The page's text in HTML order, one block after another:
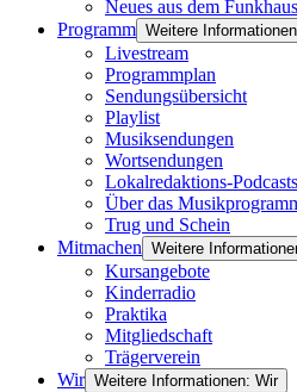
Neues aus dem Funkhaus
Programm Weitere
Livestream
Programmplan
Sendungsübersicht
Playlist
Musiksendungen
Wortsendungen
Lokalredaktions-Podcasts
Über das
Trug und Schein
Mitmachen Weitere
Kursangebote
Kinderradio
Praktika
Mitgliedschaft
Trägerverein
Wir Weitere Informationen: Wir